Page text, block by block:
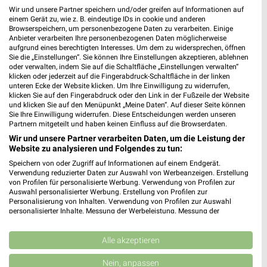
15,1 km
Wohnen Spezial
Gültig bis Fr. 14.08.
1,6 km
Angebote ab 06.08.
Gültig bis Mi. 12.08.
REWE
1,9 km
Angebote ab 03.08.
XXXLutz
Büro Spezial
Gültig bis Fr. 14.08.
Wir und unsere Partner speichern und/oder greifen auf Informationen auf
einem Gerät zu, wie z. B. eindeutige IDs in cookie und anderen
Browserspeichern, um personenbezogene Daten zu verarbeiten. Einige
Anbieter verarbeiten Ihre personenbezogenen Daten möglicherweise
aufgrund eines berechtigten Interesses. Um dem zu widersprechen, öffnen
Sie die „Einstellungen“. Sie können Ihre Einstellungen akzeptieren, ablehnen
oder verwalten, indem Sie auf die Schaltfläche „Einstellungen verwalten“
klicken oder jederzeit auf die Fingerabdruck-Schaltfläche in der linken
unteren Ecke der Website klicken. Um Ihre Einwilligung zu widerrufen,
klicken Sie auf den Fingerabdruck oder den Link in der Fußzeile der Website
und klicken Sie auf den Menüpunkt „Meine Daten“. Auf dieser Seite können
Sie Ihre Einwilligung widerrufen. Diese Entscheidungen werden unseren
Partnern mitgeteilt und haben keinen Einfluss auf die Browserdaten.
Wir und unsere Partner verarbeiten Daten, um die Leistung der
Website zu analysieren und Folgendes zu tun:
Speichern von oder Zugriff auf Informationen auf einem Endgerät.
Verwendung reduzierter Daten zur Auswahl von Werbeanzeigen. Erstellung
von Profilen für personalisierte Werbung. Verwendung von Profilen zur
Auswahl personalisierter Werbung. Erstellung von Profilen zur
Personalisierung von Inhalten. Verwendung von Profilen zur Auswahl
personalisierter Inhalte. Messung der Werbeleistung. Messung der
Kombinationen von Daten aus verschiedenen Quellen. Entwicklung und
Verbesserung der Angebote. Verwendung reduzierter Daten zur Auswahl
von Inhalten.
Daten können außerhalb der Europäischen Union weitergegeben und in die
Alle akzeptieren
Nein, anpassen